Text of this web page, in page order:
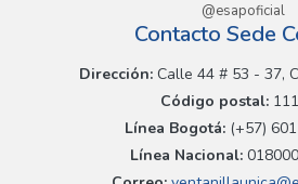
@esapoficial
Contacto Sede
Dirección:Calle 44 # 53 - 37,
Código postal:
Línea Bogotá:(+57)
Línea Nacional: